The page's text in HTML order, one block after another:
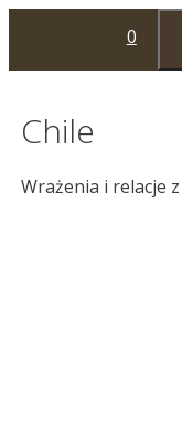
treści
0
Chile
Wrażenia i relacje